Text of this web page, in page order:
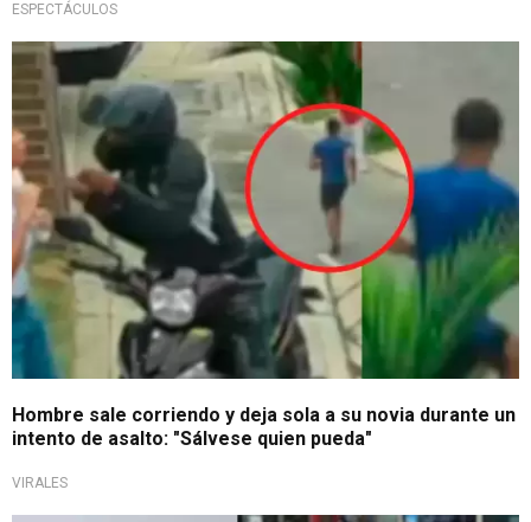
ESPECTÁCULOS
Insólita escena
Hombre sale corriendo y deja sola a su novia durante un
intento de asalto: "Sálvese quien pueda"
VIRALES